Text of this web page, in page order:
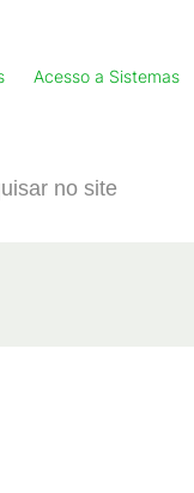
Acesso a Sistemas